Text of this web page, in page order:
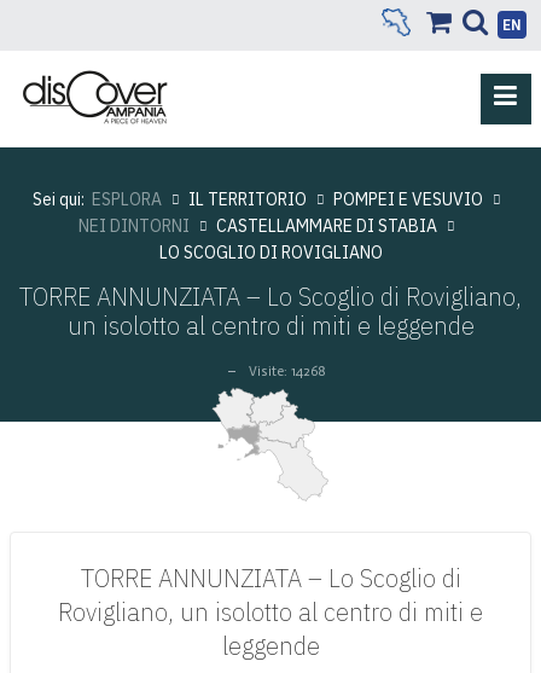
EN
Sei qui: ESPLORA IL TERRITORIO
POMPEI E VESUVIO
NEI DINTORNI
CASTELLAMMARE DI STABIA
LO SCOGLIO DI ROVIGLIANO
TORRE ANNUNZIATA – Lo Scoglio di Rovigliano,
un isolotto al centro di miti e leggende
Visite: 14268
TORRE ANNUNZIATA – Lo Scoglio di
Rovigliano, un isolotto al centro di miti e
leggende